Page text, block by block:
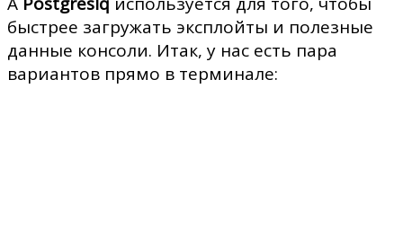
быстрее загружать эксплойты и полезные
данные консоли. Итак, у нас есть пара
вариантов прямо в терминале: